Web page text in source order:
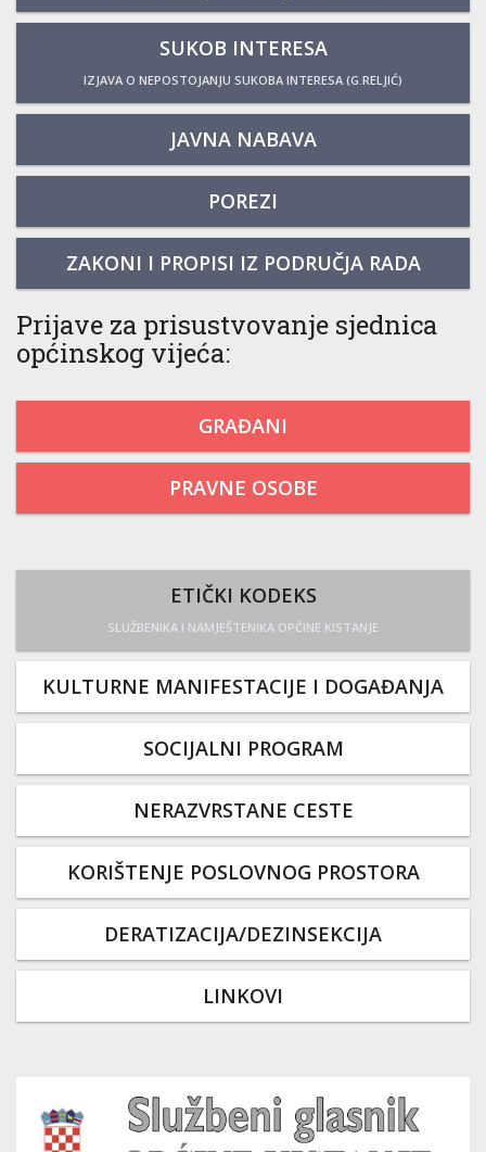
SUKOB INTERESA
IZJAVA O NEPOSTOJANJU SUKOBA INTERESA (G.RELJIĆ)
JAVNA NABAVA
POREZI
ZAKONI I PROPISI IZ PODRUČJA RADA
Prijave za prisustvovanje sjednica
općinskog vijeća:
GRAĐANI
PRAVNE OSOBE
ETIČKI KODEKS
SLUŽBENIKA I NAMJEŠTENIKA OPĆINE KISTANJE
KULTURNE MANIFESTACIJE I DOGAĐANJA
SOCIJALNI PROGRAM
NERAZVRSTANE CESTE
KORIŠTENJE POSLOVNOG PROSTORA
DERATIZACIJA/DEZINSEKCIJA
LINKOVI